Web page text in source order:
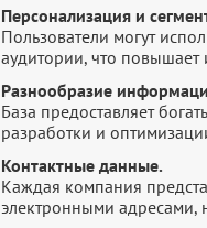
Персонализация и
Пользователи могут
аудитории, что повышает
Разнообразие
База предоставляет
разработки и
Контактные данные.
Каждая компания
электронными адресами,